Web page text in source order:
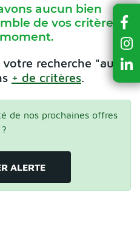
aucun bien
de vos critères
recherche "aux
+ de critères.
de nos prochaines offres
?
ALERTE